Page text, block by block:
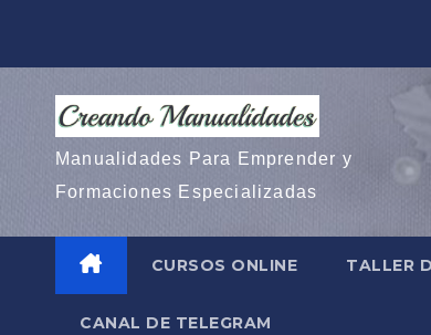
Manualidades Para Emprender y
Formaciones Especializadas
CURSOS ONLINE TALLER
CANAL DE TELEGRAM